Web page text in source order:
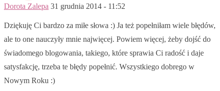
Dorota Zalepa 31 grudnia 2014 - 11:52
Dziękuję Ci bardzo za miłe słowa :) Ja też popełniłam wiele błędów,
ale to one nauczyły mnie najwięcej. Powiem więcej, żeby dojść do
świadomego blogowania, takiego, które sprawia Ci radość i daje
satysfakcję, trzeba te błędy popełnić. Wszystkiego dobrego w
Nowym Roku :)